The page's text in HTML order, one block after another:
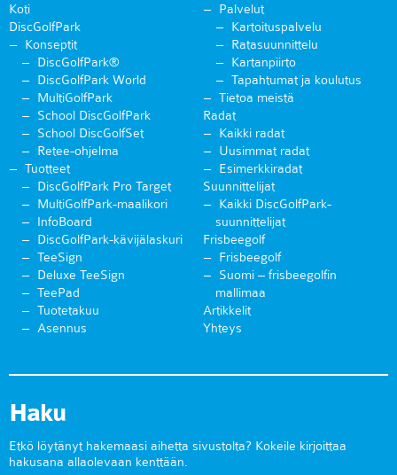
Koti
DiscGolfPark
Konseptit
DiscGolfPark®
DiscGolfPark World
MultiGolfPark
School DiscGolfPark
School DiscGolfSet
Retee-ohjelma
Tuotteet
DiscGolfPark Pro Target
MultiGolfPark-maalikori
InfoBoard
DiscGolfPark-kävijälaskuri
TeeSign
Deluxe TeeSign
TeePad
Tuotetakuu
Asennus
Palvelut
Kartoituspalvelu
Ratasuunnittelu
Kartanpiirto
Tapahtumat ja koulutus
Tietoa meistä
Radat
Kaikki radat
Uusimmat radat
Esimerkkiradat
Suunnittelijat
Kaikki DiscGolfPark-
suunnittelijat
Frisbeegolf
Frisbeegolf
Suomi – frisbeegolfin
mallimaa
Artikkelit
Yhteys
Haku
Etkö löytänyt hakemaasi aihetta sivustolta? Kokeile kirjoittaa
hakusana allaolevaan kenttään.